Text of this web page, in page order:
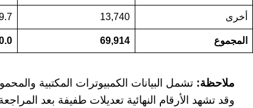
أخرى 13,740
المجموع 69,914
ملاحظة: تشمل البيانات الكمبيوترات المكتبية
وقد تشهد الأرقام النهائية تعديلات طفيفة بعد